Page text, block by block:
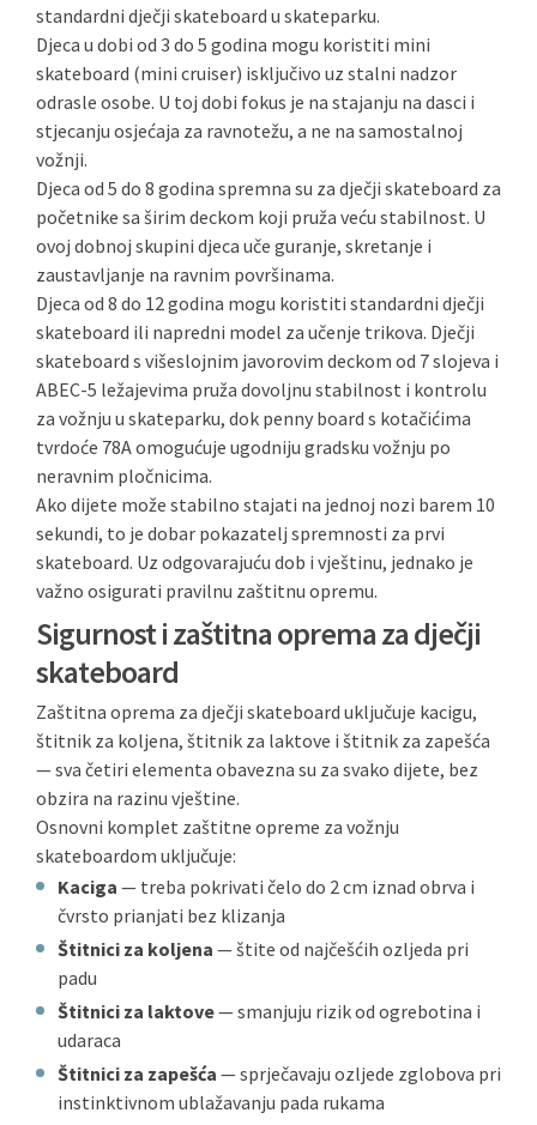
standardni dječji skateboard u skateparku.
Djeca u dobi od 3 do 5 godina mogu koristiti mini
skateboard (mini cruiser) isključivo uz stalni nadzor
odrasle osobe. U toj dobi fokus je na stajanju na dasci i
stjecanju osjećaja za ravnotežu, a ne na samostalnoj
vožnji.
Djeca od 5 do 8 godina spremna su za dječji skateboard za
početnike sa širim deckom koji pruža veću stabilnost. U
ovoj dobnoj skupini djeca uče guranje, skretanje i
zaustavljanje na ravnim površinama.
Djeca od 8 do 12 godina mogu koristiti standardni dječji
skateboard ili napredni model za učenje trikova. Dječji
skateboard s višeslojnim javorovim deckom od 7 slojeva i
ABEC-5 ležajevima pruža dovoljnu stabilnost i kontrolu
za vožnju u skateparku, dok penny board s kotačićima
tvrdoće 78A omogućuje ugodniju gradsku vožnju po
neravnim pločnicima.
Ako dijete može stabilno stajati na jednoj nozi barem 10
sekundi, to je dobar pokazatelj spremnosti za prvi
skateboard. Uz odgovarajuću dob i vještinu, jednako je
važno osigurati pravilnu zaštitnu opremu.
Sigurnost i zaštitna oprema za dječji
skateboard
Zaštitna oprema za dječji skateboard uključuje kacigu,
štitnik za koljena, štitnik za laktove i štitnik za zapešća
— sva četiri elementa obavezna su za svako dijete, bez
obzira na razinu vještine.
Osnovni komplet zaštitne opreme za vožnju
skateboardom uključuje:
Kaciga — treba pokrivati čelo do 2 cm iznad obrva i
čvrsto prianjati bez klizanja
Štitnici za koljena — štite od najčešćih ozljeda pri
padu
Štitnici za laktove— smanjuju rizik od ogrebotina i
udaraca
Štitnici za zapešća — sprječavaju ozljede zglobova pri
instinktivnom ublažavanju pada rukama